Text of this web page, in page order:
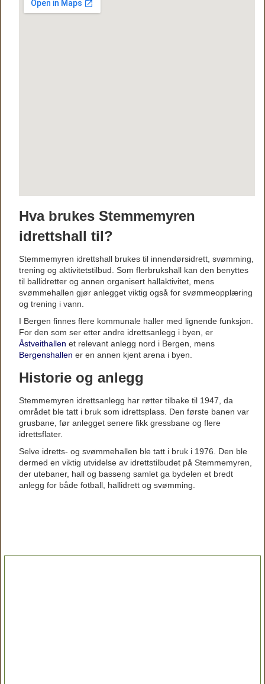
Hva brukes Stemmemyren
idrettshall til?
Stemmemyren idrettshall brukes til innendørsidrett, svømming,
trening og aktivitetstilbud. Som flerbrukshall kan den benyttes
til ballidretter og annen organisert hallaktivitet, mens
svømmehallen gjør anlegget viktig også for svømmeopplæring
og trening i vann.
I Bergen finnes flere kommunale haller med lignende funksjon.
For den som ser etter andre idrettsanlegg i byen, er
Åstveithallen et relevant anlegg nord i Bergen, mens
Bergenshallen er en annen kjent arena i byen.
Historie og anlegg
Stemmemyren idrettsanlegg har røtter tilbake til 1947, da
området ble tatt i bruk som idrettsplass. Den første banen var
grusbane, før anlegget senere fikk gressbane og flere
idrettsflater.
Selve idretts- og svømmehallen ble tatt i bruk i 1976. Den ble
dermed en viktig utvidelse av idrettstilbudet på Stemmemyren,
der utebaner, hall og basseng samlet ga bydelen et bredt
anlegg for både fotball, hallidrett og svømming.